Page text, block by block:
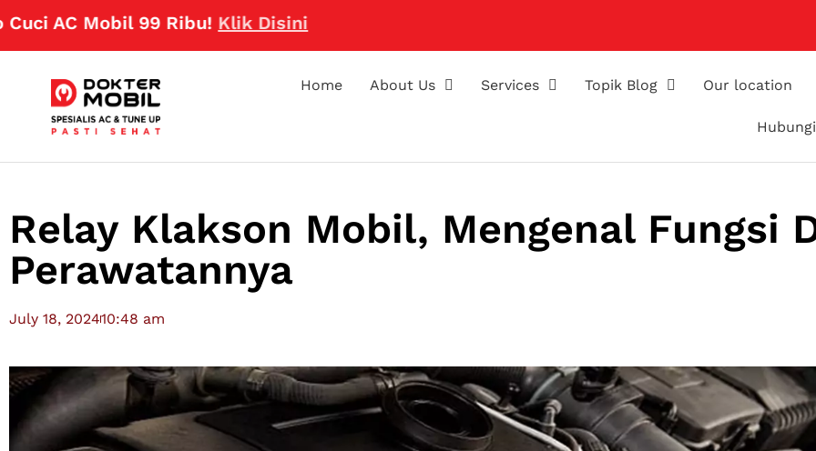
99 Ribu!Klik Disini
Home About Us Services Topik Blog Our location
Relay Klakson Mobil, Mengenal Fungsi
Perawatannya
July 18, 202410:48 am